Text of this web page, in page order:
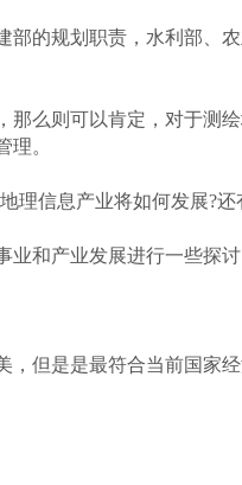
的规划职责，水利部、
么则可以肯定，对于测
。
信息产业将如何发展?还
和产业发展进行一些探讨
但是是最符合当前国家经